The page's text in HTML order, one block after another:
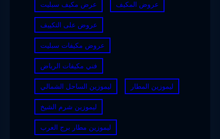
عرض مكيف سبليت عروض المكيف
عروض على التكييف
عروض مكيفات سبليت
فني مكيفات الرياض
ليموزين الساحل الشمالي ليموزين المطار
ليموزين شرم الشيخ
ليموزين مطار برج العرب